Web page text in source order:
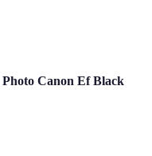
Canon Ef Black